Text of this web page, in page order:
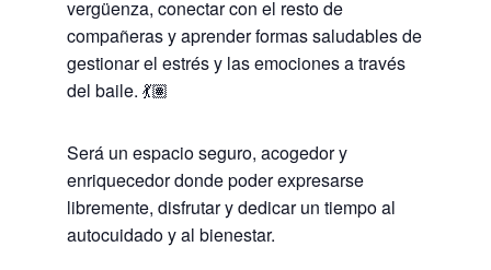
vergüenza, conectar con el resto de
compañeras y aprender formas saludables de
gestionar el estrés y las emociones a través
del baile. 💃🏽
Será un espacio seguro, acogedor y
enriquecedor donde poder expresarse
libremente, disfrutar y dedicar un tiempo al
autocuidado y al bienestar.